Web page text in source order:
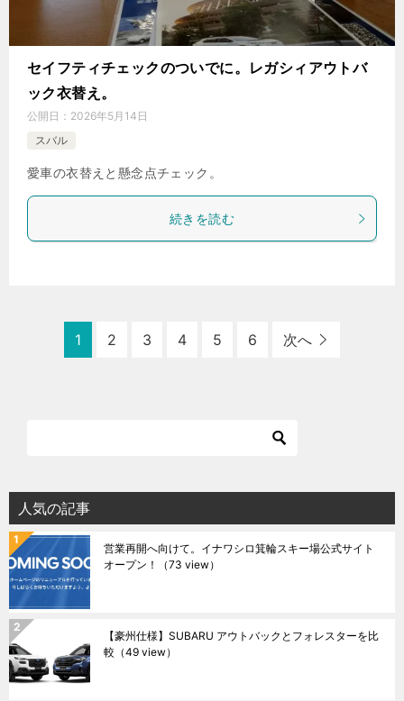
セイフティチェックのついでに。レガシィアウトバ
ック衣替え。
公開日： 2026年5月14日
スバル
愛車の衣替えと懸念点チェック。
続きを読む
1 2 3 4 5 6 次へ
人気の記事
営業再開へ向けて。イナワシロ箕輪スキー場公式サイト
オープン！
（73 view）
【豪州仕様】SUBARU アウトバックとフォレスターを比
較 （49 view）